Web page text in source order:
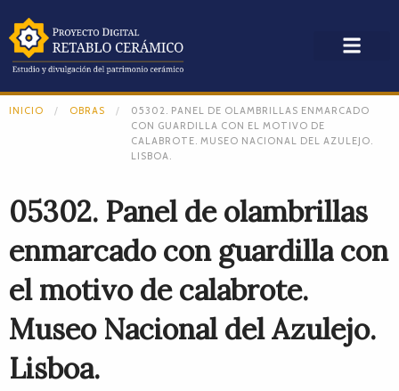
INICIO OBRAS
05302. PANEL DE OLAMBRILLAS ENMARCADO
CON GUARDILLA CON EL MOTIVO DE
CALABROTE. MUSEO NACIONAL DEL AZULEJO.
LISBOA.
05302. Panel de olambrillas
enmarcado con guardilla con
el motivo de calabrote.
Museo Nacional del Azulejo.
Lisboa.